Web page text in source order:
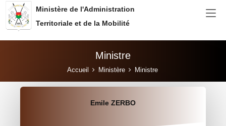
Aller au contenu principal
Ministère de l'Administration
Territoriale et de la Mobilité
Ministre
Accueil Ministère Ministre
Emile ZERBO